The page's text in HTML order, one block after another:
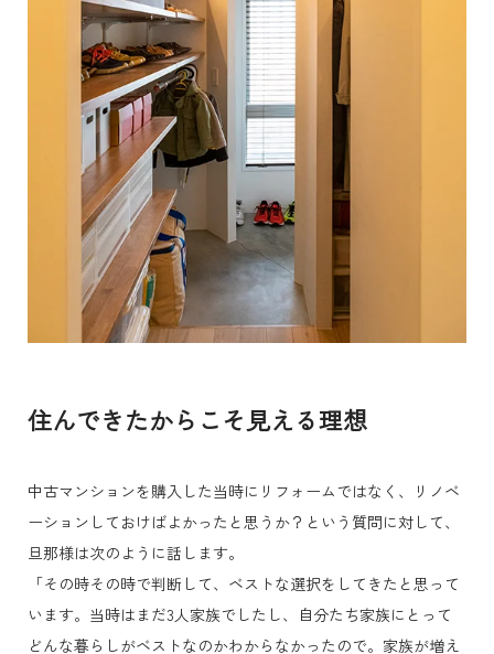
住んできたからこそ見える理想
中古マンションを購入した当時にリフォームではなく、リノベ
ーションしておけばよかったと思うか？という質問に対して、
旦那様は次のように話します。
「その時その時で判断して、ベストな選択をしてきたと思って
います。当時はまだ3人家族でしたし、自分たち家族にとって
どんな暮らしがベストなのかわからなかったので。家族が増え